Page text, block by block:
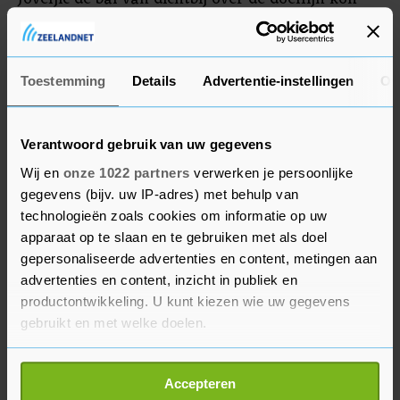
Toestemming Details Advertentie-instellingen
Verantwoord gebruik van uw gegevens
Wij en onze 1022 partners verwerken je persoonlijke
gegevens (bijv. uw IP-adres) met behulp van
technologieën zoals cookies om informatie op uw
apparaat op te slaan en te gebruiken met als doel
gepersonaliseerde advertenties en content, metingen aan
advertenties en content, inzicht in publiek en
productontwikkeling. U kunt kiezen wie uw gegevens
gebruikt en met welke doelen.
Als u het toestaat, willen we ook graag:
Informatie verzamelen over uw geografische
Accepteren
werken.
Linssen
Bryan Linssen, hersteld van een blessure, kon
daarna een voorzet van Kökcü net niet
aantikken, waardoor de gelijkmaker uitbleef. Van
aanvoerder Steven Berghuis ging voor de rust
nauwelijks enige dreiging uit.
Na de pauze ploeterde Feyenoord voort. De
Rotterdamse brigade slaagde er niet in om het
stug verdedigende Wolfsberger AC echt onder
druk te zetten. Met een dubbele wissel in de 72e
minuut trachtte Advocaat zijn haperende ploeg
van nieuwe impulsen te voorzien. Ook met João